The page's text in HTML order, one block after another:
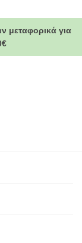
μεταφορικάγια